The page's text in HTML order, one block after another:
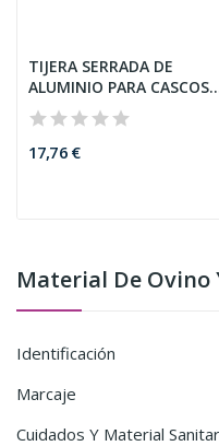
Material De Ovino
Identificación
Marcaje
Cuidados Y Material
TIJERA SERRADA DE
ALUMINIO PARA CASCOS
DE OVEJAS
17,76 €